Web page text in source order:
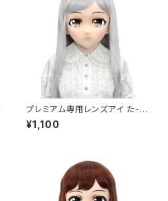
プレミアム専用レンズアイ た-ブ
ラウン Premium Lens Eye T
A-Brown
¥1,100